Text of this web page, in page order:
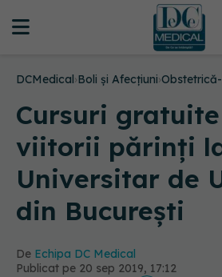
DCMedical›Boli și Afecțiuni›
Cursuri
viitorii părinți
Universitar de
din București
De Echipa DC Medical
Publicat pe 20 sep 2019, 17:12